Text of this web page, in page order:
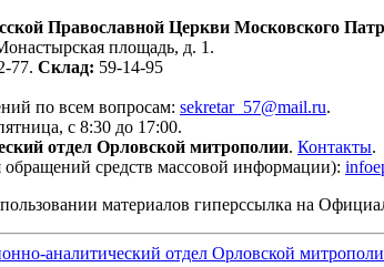
Православной Церкви Московского
площадь, д. 1.
77. Склад: 59-14-95
по всем вопросам: sekretar_57@mail.ru.
с 8:30 до 17:00.
отдел Орловской митрополии. Контакты.
обращений средств массовой информации):
материалов гиперссылка на
аналитический отдел Орловской